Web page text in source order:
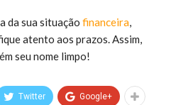
da sua situação financeira,
atento aos prazos. Assim,
seu nome limpo!
Twitter Google+